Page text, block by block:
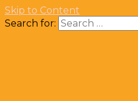
Skip to Content
Search for: